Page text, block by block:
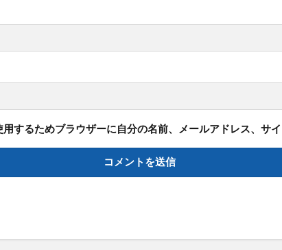
するためブラウザーに自分の名前、メールアドレス、サイ